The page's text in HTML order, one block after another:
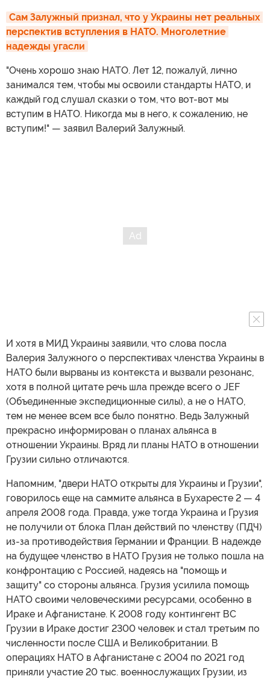
Сам Залужный признал, что у Украины нет реальных
перспектив вступления в НАТО. Многолетние
надежды угасли
"Очень хорошо знаю НАТО. Лет 12, пожалуй, лично
занимался тем, чтобы мы освоили стандарты НАТО, и
каждый год слушал сказки о том, что вот-вот мы
вступим в НАТО. Никогда мы в него, к сожалению, не
вступим!" — заявил Валерий Залужный.
И хотя в МИД Украины заявили, что слова посла
Валерия Залужного о перспективах членства Украины в
НАТО были вырваны из контекста и вызвали резонанс,
хотя в полной цитате речь шла прежде всего о JEF
(Объединенные экспедиционные силы), а не о НАТО,
тем не менее всем все было понятно. Ведь Залужный
прекрасно информирован о планах альянса в
отношении Украины. Вряд ли планы НАТО в отношении
Грузии сильно отличаются.
Напомним, "двери НАТО открыты для Украины и Грузии",
говорилось еще на саммите альянса в Бухаресте 2 — 4
апреля 2008 года. Правда, уже тогда Украина и Грузия
не получили от блока План действий по членству (ПДЧ)
из-за противодействия Германии и Франции. В надежде
на будущее членство в НАТО Грузия не только пошла на
конфронтацию с Россией, надеясь на "помощь и
защиту" со стороны альянса. Грузия усилила помощь
НАТО своими человеческими ресурсами, особенно в
Ираке и Афганистане. К 2008 году контингент ВС
Грузии в Ираке достиг 2300 человек и стал третьим по
численности после США и Великобритании. В
операциях НАТО в Афганистане с 2004 по 2021 год
приняли участие 20 тыс. военнослужащих Грузии, из